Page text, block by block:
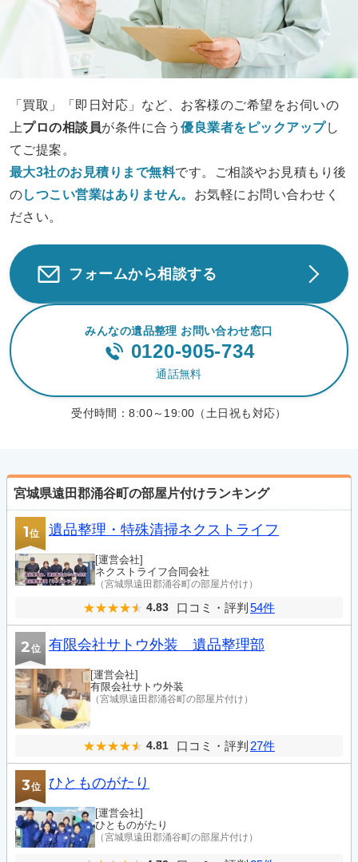
「買取」「即日対応」など、お客様のご希望をお伺いの
上プロの相談員が条件に合う優良業者をピックアップし
てご提案。
最大3社のお見積りまで無料です。ご相談やお見積もり後
のしつこい営業はありません。 お気軽にお問い合わせく
ださい。
フォームから相談する
みんなの遺品整理 お問い合わせ窓口
0120-905-734
通話無料
受付時間：8:00～19:00（土日祝も対応）
宮城県遠田郡涌谷町の部屋片付けランキング
1位 遺品整理・特殊清掃ネクストライフ
[運営会社]
ネクストライフ合同会社
（宮城県遠田郡涌谷町の部屋片付け）
4.83 口コミ・評判 54件
2位 有限会社サトウ外装 遺品整理部
[運営会社]
有限会社サトウ外装
（宮城県遠田郡涌谷町の部屋片付け）
4.81 口コミ・評判 27件
3位 ひとものがたり
[運営会社]
ひとものがたり
（宮城県遠田郡涌谷町の部屋片付け）